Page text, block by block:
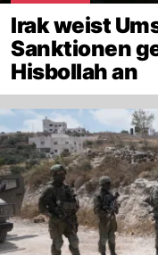
Irak weist
Sanktionen
Hisbollah an